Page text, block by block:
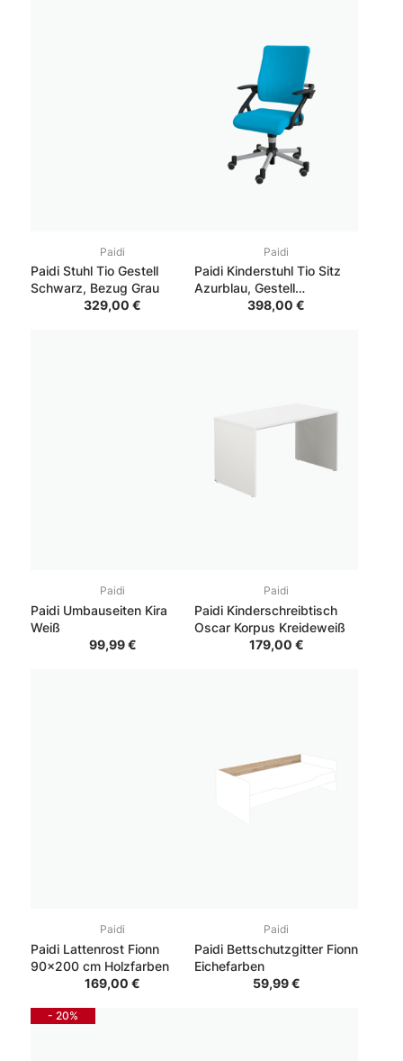
Paidi
Paidi Stuhl Tio Gestell
Schwarz, Bezug Grau
329,00 €
Paidi
Paidi Kinderstuhl Tio Sitz
Azurblau, Gestell
Silbergrau398,00 €
Paidi
Paidi Umbauseiten Kira
Weiß
99,99 €
Paidi
Paidi Kinderschreibtisch
Oscar Korpus Kreideweiß
179,00 €
Paidi
Paidi Lattenrost Fionn
90x200 cm Holzfarben
169,00 €
Paidi
Paidi Bettschutzgitter Fionn
Eichefarben
59,99 €
- 20%